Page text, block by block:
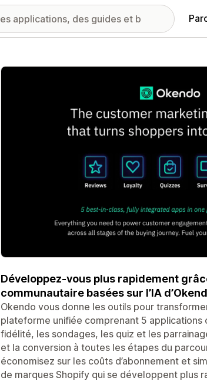
Galerie d’images vedette
Développez-vous plus rapidement
communautaire basées sur l’IA
Okendo vous donne les outils pour
plateforme unifiée comprenant 5
fidélité, les sondages, les quiz et les
et la conversion à toutes les étapes du
économisez sur les coûts d’abonnement et
de marques Shopify qui se développent plus